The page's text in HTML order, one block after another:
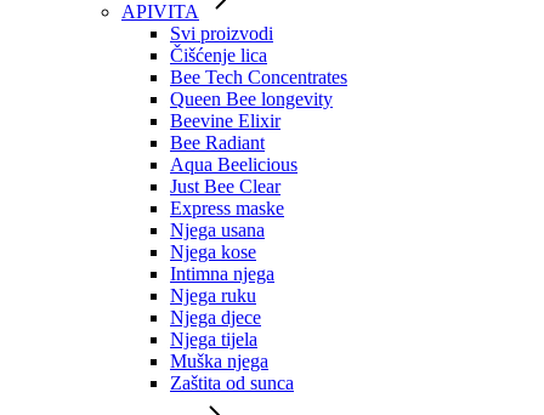
APIVITA
Svi proizvodi
Čišćenje lica
Bee Tech Concentrates
Queen Bee longevity
Beevine Elixir
Bee Radiant
Aqua Beelicious
Just Bee Clear
Express maske
Njega usana
Njega kose
Intimna njega
Njega ruku
Njega djece
Njega tijela
Muška njega
Zaštita od sunca